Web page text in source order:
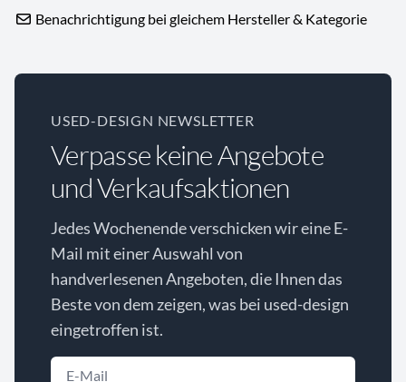
Benachrichtigung bei gleichem Hersteller & Kategorie
USED-DESIGN NEWSLETTER
Verpasse keine Angebote
und Verkaufsaktionen
Jedes Wochenende verschicken wir eine E-
Mail mit einer Auswahl von
handverlesenen Angeboten, die Ihnen das
Beste von dem zeigen, was bei used-design
eingetroffen ist.